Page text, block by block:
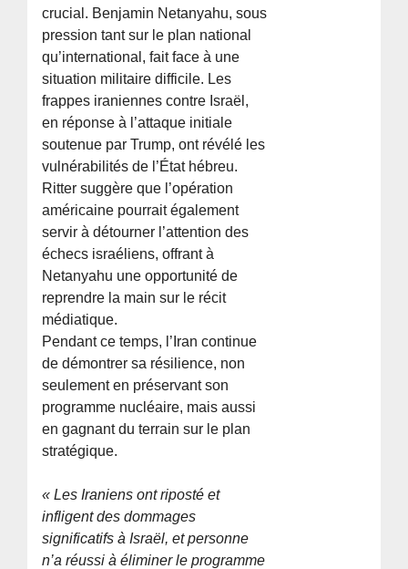
crucial. Benjamin Netanyahu, sous
pression tant sur le plan national
qu’international, fait face à une
situation militaire difficile. Les
frappes iraniennes contre Israël,
en réponse à l’attaque initiale
soutenue par Trump, ont révélé les
vulnérabilités de l’État hébreu.
Ritter suggère que l’opération
américaine pourrait également
servir à détourner l’attention des
échecs israéliens, offrant à
Netanyahu une opportunité de
reprendre la main sur le récit
médiatique.
Pendant ce temps, l’Iran continue
de démontrer sa résilience, non
seulement en préservant son
programme nucléaire, mais aussi
en gagnant du terrain sur le plan
stratégique.
« Les Iraniens ont riposté et
infligent des dommages
significatifs à Israël, et personne
n’a réussi à éliminer le programme